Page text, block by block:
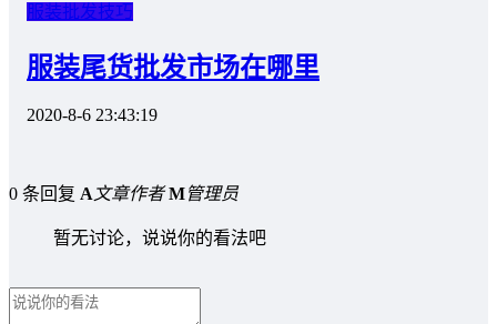
服装批发技巧
服装尾货批发市场在哪里
2020-8-6 23:43:19
0 条回复 A文章作者 M管理员
暂无讨论，说说你的看法吧